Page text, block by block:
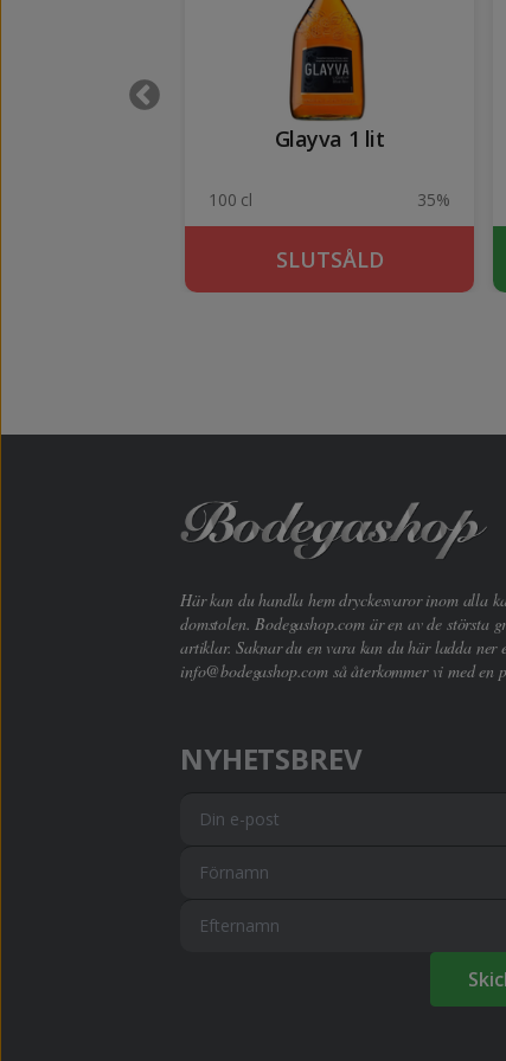
Glayva 1 lit
100 cl 35%
SLUTSÅLD
Här kan du handla hem dryckesvaror inom alla
domstolen. Bodegashop.com är en av de största
artiklar. Saknar du en vara kan du här ladda ner
info@bodegashop.comså återkommer vi med en
NYHETSBREV